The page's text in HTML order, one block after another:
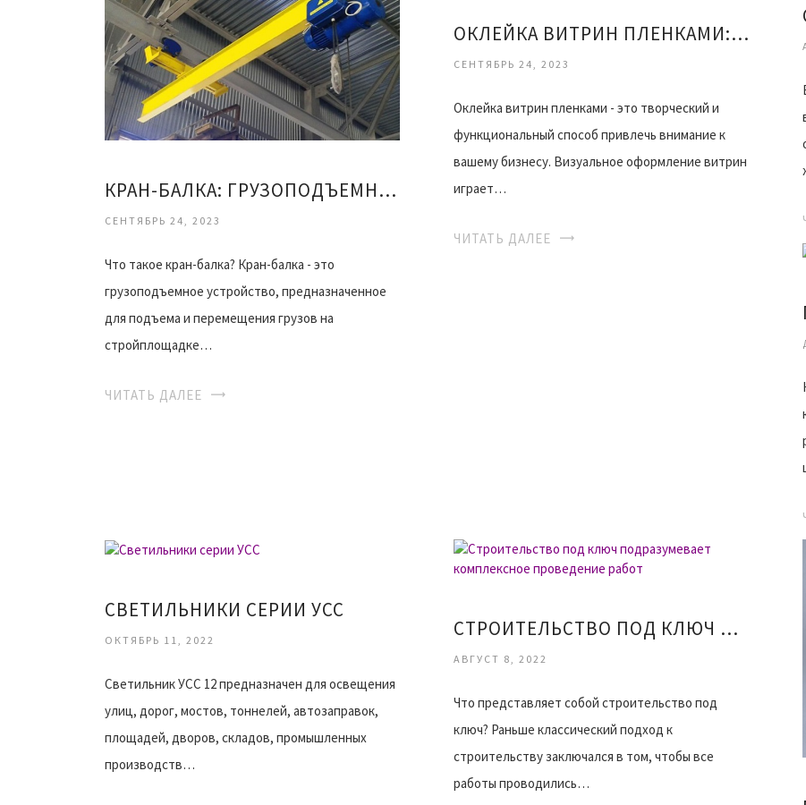
КРАН-БАЛКА: ГРУЗОПОДЪЕМНАЯ ТЕХНИКА
СЕНТЯБРЬ 24, 2023
Что такое кран-балка? Кран-балка - это
грузоподъемное устройство, предназначенное
для подъема и перемещения грузов на
стройплощадке…
ЧИТАТЬ ДАЛЕЕ
ОКЛЕЙКА ВИТРИН ПЛЕНКАМИ: ТВОРЧЕСТВО И ПРОФЕССИОНАЛИЗМ В ДЕТАЛЯХ
СЕНТЯБРЬ 24, 2023
Оклейка витрин пленками - это творческий и
функциональный способ привлечь внимание к
вашему бизнесу. Визуальное оформление витрин
играет…
ЧИТАТЬ ДАЛЕЕ
СВЕТИЛЬНИКИ СЕРИИ УСС
ОКТЯБРЬ 11, 2022
Светильник УСС 12 предназначен для освещения
улиц, дорог, мостов, тоннелей, автозаправок,
площадей, дворов, складов, промышленных
производств…
СТРОИТЕЛЬСТВО ПОД КЛЮЧ ПОДРАЗУМЕВАЕТ КОМПЛЕКСНОЕ ПРОВЕДЕНИЕ РАБОТ
АВГУСТ 8, 2022
Что представляет собой строительство под
ключ? Раньше классический подход к
строительству заключался в том, чтобы все
работы проводились…